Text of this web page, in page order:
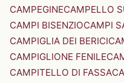
CAMPEGINECAMPELLO
CAMPI BISENZIOCAMPI
CAMPIGLIA DEI BERICI
CAMPIGLIONE FENILE
CAMPITELLO DI FASSA